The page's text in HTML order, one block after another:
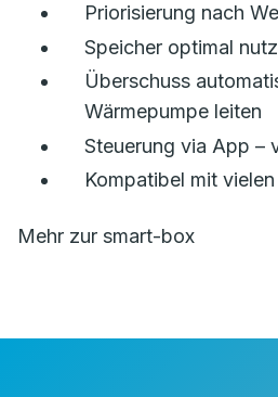
Priorisierung nach
Speicher optimal
Überschuss
Wärmepumpe leiten
Steuerung via App –
Kompatibel mit
Mehr zur smart-box